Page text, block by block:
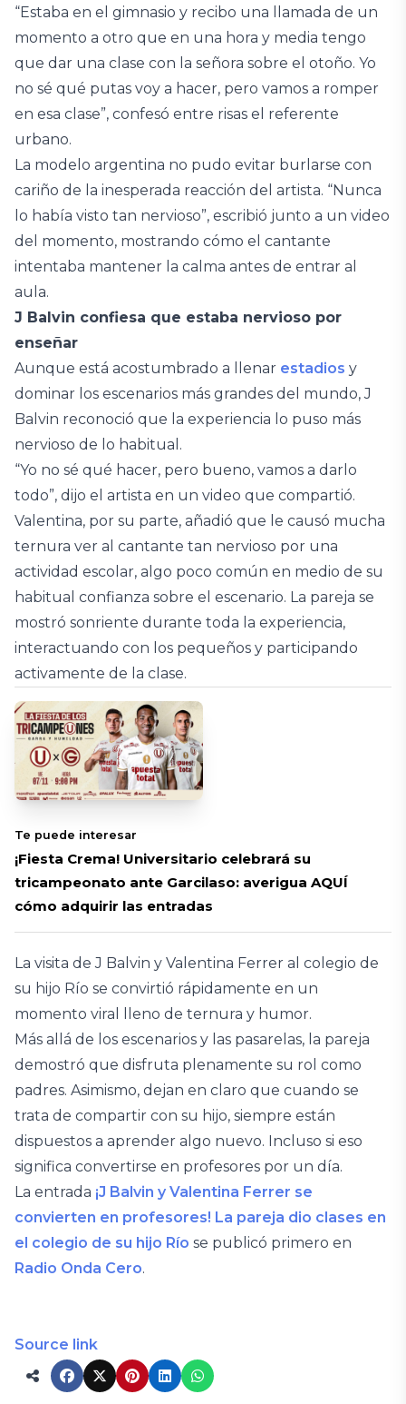
“Estaba en el gimnasio y recibo una llamada de un
momento a otro que en una hora y media tengo
que dar una clase con la señora sobre el otoño. Yo
no sé qué putas voy a hacer, pero vamos a romper
en esa clase”, confesó entre risas el referente
urbano.
La modelo argentina no pudo evitar burlarse con
cariño de la inesperada reacción del artista. “Nunca
lo había visto tan nervioso”, escribió junto a un video
del momento, mostrando cómo el cantante
intentaba mantener la calma antes de entrar al
aula.
J Balvin confiesa que estaba nervioso por
enseñar
Aunque está acostumbrado a llenar estadios y
dominar los escenarios más grandes del mundo, J
Balvin reconoció que la experiencia lo puso más
nervioso de lo habitual.
“Yo no sé qué hacer, pero bueno, vamos a darlo
todo”, dijo el artista en un video que compartió.
Valentina, por su parte, añadió que le causó mucha
ternura ver al cantante tan nervioso por una
actividad escolar, algo poco común en medio de su
habitual confianza sobre el escenario. La pareja se
mostró sonriente durante toda la experiencia,
interactuando con los pequeños y participando
activamente de la clase.
Te puede interesar
¡Fiesta Crema! Universitario celebrará su
tricampeonato ante Garcilaso: averigua AQUÍ
cómo adquirir las entradas
La visita de J Balvin y Valentina Ferrer al colegio de
su hijo Río se convirtió rápidamente en un
momento viral lleno de ternura y humor.
Más allá de los escenarios y las pasarelas, la pareja
demostró que disfruta plenamente su rol como
padres. Asimismo, dejan en claro que cuando se
trata de compartir con su hijo, siempre están
dispuestos a aprender algo nuevo. Incluso si eso
significa convertirse en profesores por un día.
La entrada ¡J Balvin y Valentina Ferrer se
convierten en profesores! La pareja dio clases en
el colegio de su hijo Río se publicó primero en
Radio Onda Cero.
Source link